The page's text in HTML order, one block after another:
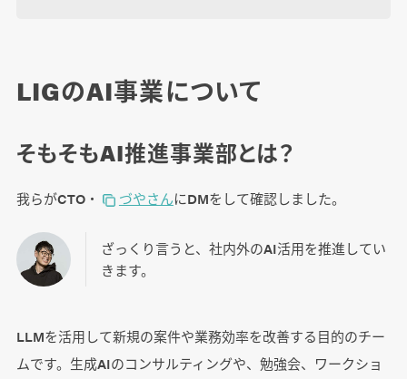
LIGのAI事業について
そもそもAI推進事業部とは？
我らがCTO・ づやさんにDMをして確認しました。
ざっくり言うと、社内外のAI活用を推進してい
きます。
LLMを活用して新規の案件や業務効率を改善する目的のチー
ムです。生成AIのコンサルティングや、勉強会、ワークショ